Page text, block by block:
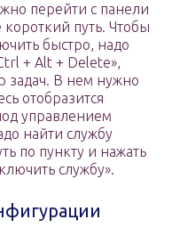
перейти с панели
путь. Чтобы
быстро, надо
+ Alt + Delete»,
задач. В нем нужно
отобразится
управлением
найти службу
по пункту и нажать
службу».